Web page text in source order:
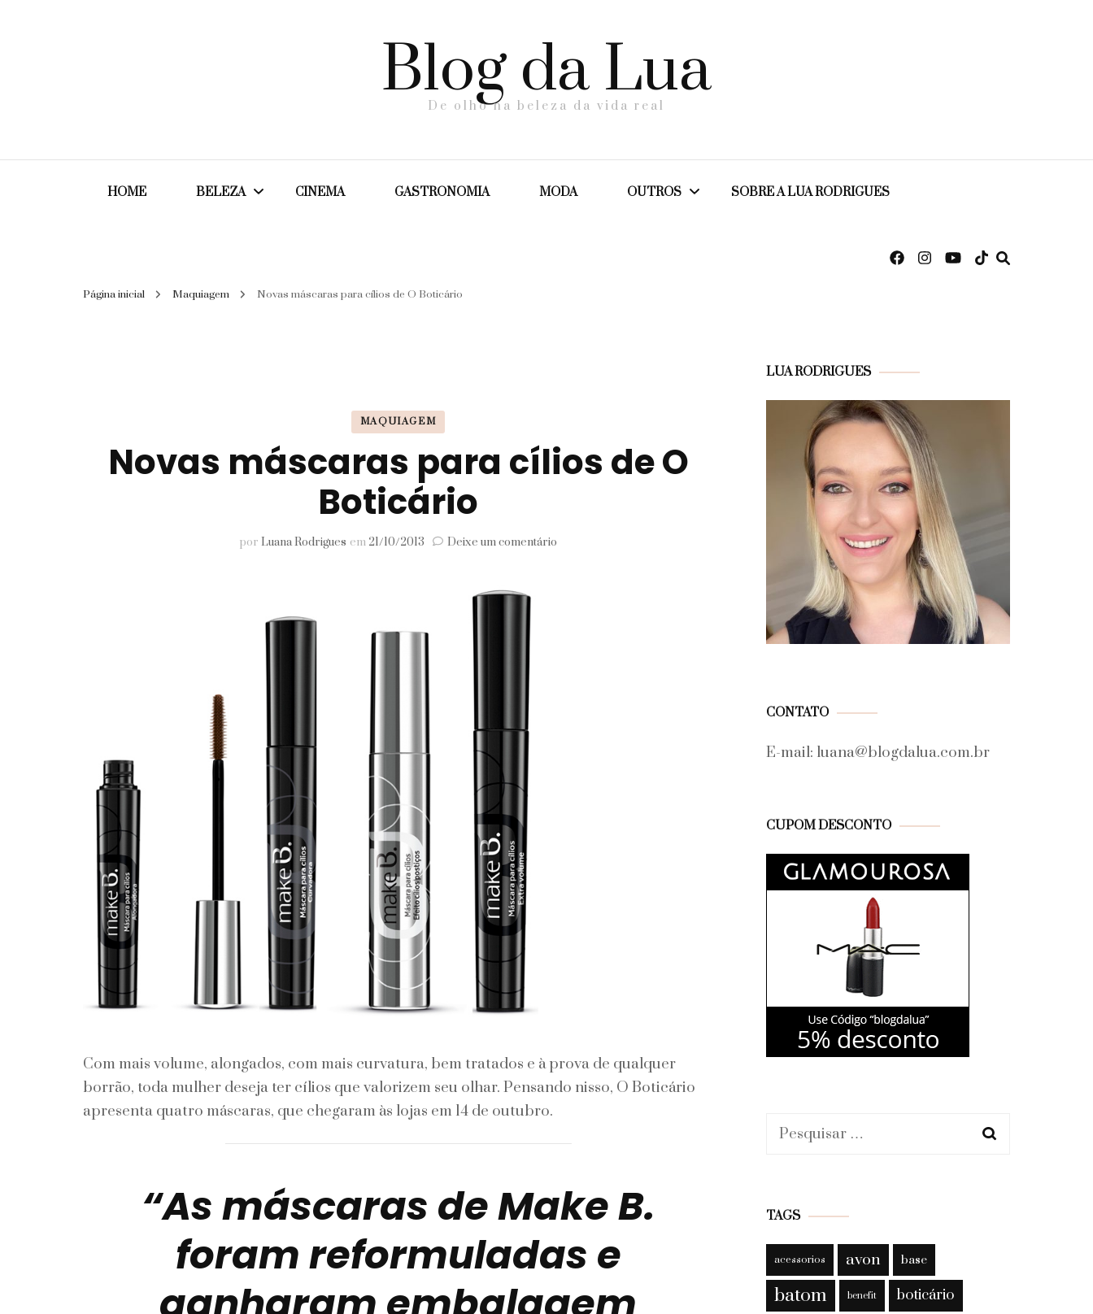
Blog da Lua
De olho na beleza da vida real
HOME BELEZA
Cosméticos
Unhas
CINEMA GASTRONOMIA MODA OUTROS SOBRE A LUA RODRIGUES
Página inicial Maquiagem Novas máscaras para cílios de O Boticário
MAQUIAGEM
Novas máscaras para cílios de O
Boticário
por Luana Rodrigues em 21/10/2013 Deixe um comentárioem
Com mais volume, alongados, com mais curvatura, bem tratados e à prova de qualquer
borrão, toda mulher deseja ter cílios que valorizem seu olhar. Pensando nisso, O Boticário
apresenta quatro máscaras, que chegaram às lojas em 14 de outubro.
“As máscaras de Make B.
foram reformuladas e
LUA RODRIGUES
CONTATO
E-mail: luana@blogdalua.com.br
CUPOM DESCONTO
Pesquisar
TAGS
acessorios avon base
batom benefit boticário